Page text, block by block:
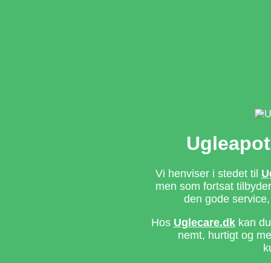
Vi henviser i stedet til
men som fortsat
den gode
Hos Uglecare.dkkan du
nemt, hurtigt og